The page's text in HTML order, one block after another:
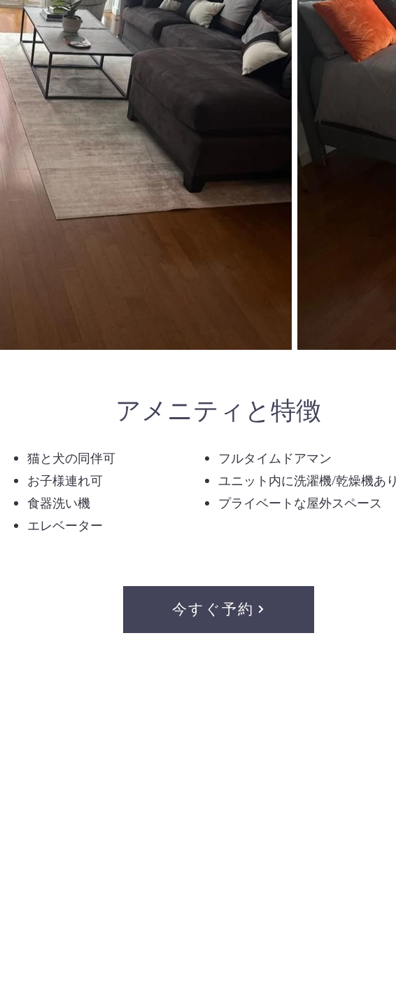
アメニティと特徴
猫と犬の同伴可
お子様連れ可
食器洗い機
エレベーター
フルタイムドアマン
ユニット内に洗濯機/乾燥機あ
プライベートな屋外スペース
今すぐ予約